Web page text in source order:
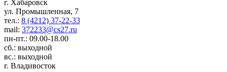
г. Хабаровск
ул. Промышленная, 7
тел.: 8 (4212) 37-22-33
mail: 372233@cs27.ru
пн-пт.: 09.00-18.00
сб.: выходной
вс.: выходной
г. Владивосток